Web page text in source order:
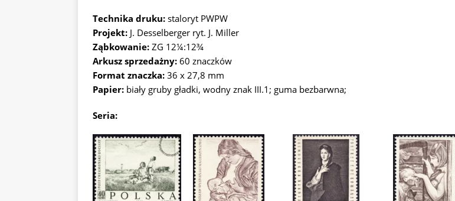
Technika druku: staloryt PWPW
Projekt: J. Desselberger ryt. J. Miller
Ząbkowanie: ZG 12¼:12¾
Arkusz sprzedażny: 60 znaczków
Format znaczka: 36 x 27,8 mm
Papier: biały gruby gładki, wodny znak III.1; guma bezbarwna;
Seria: